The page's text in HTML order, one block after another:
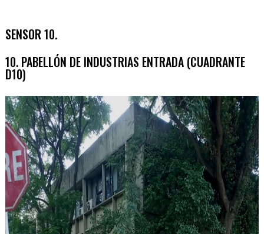
SENSOR 10.
10. PABELLÓN DE INDUSTRIAS ENTRADA (CUADRANTE
D10)